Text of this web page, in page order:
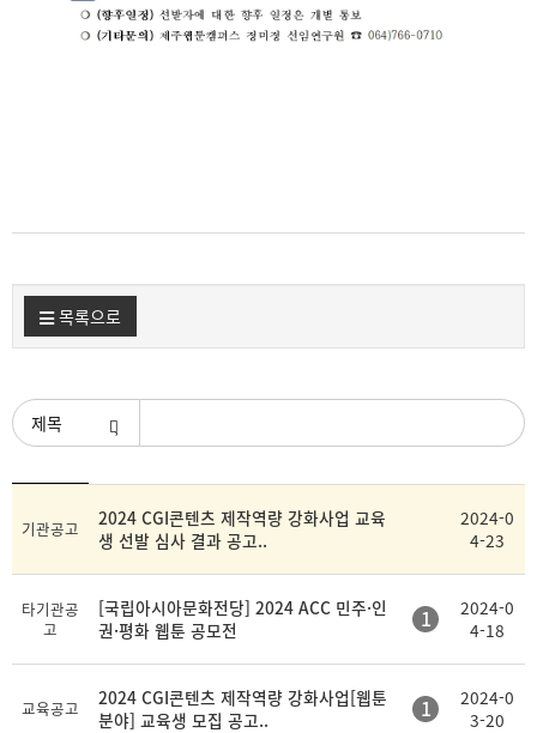
목록으로
검색조건
제 첨 록
기관공고
2024 CGI콘텐츠 제작역량 강화사업 교육
생 선발 심사 결과 공고..
2024-0
4-23
타기관공
고
[국립아시아문화전당] 2024 ACC 민주·인
권·평화 웹툰 공모전
1
2024-0
4-18
교육공고
2024 CGI콘텐츠 제작역량 강화사업[웹툰
분야] 교육생 모집 공고..
1
2024-0
3-20